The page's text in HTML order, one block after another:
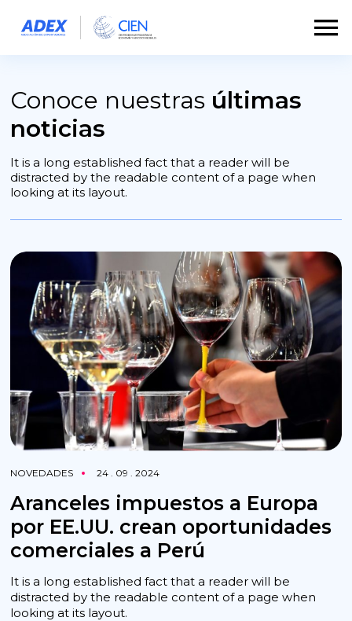
Conoce nuestras últimas
noticias
It is a long established fact that a reader will be
distracted by the readable content of a page when
looking at its layout.
NOVEDADES 24 . 09 . 2024
Aranceles impuestos a Europa
por EE.UU. crean oportunidades
comerciales a Perú
It is a long established fact that a reader will be
distracted by the readable content of a page when
looking at its layout.